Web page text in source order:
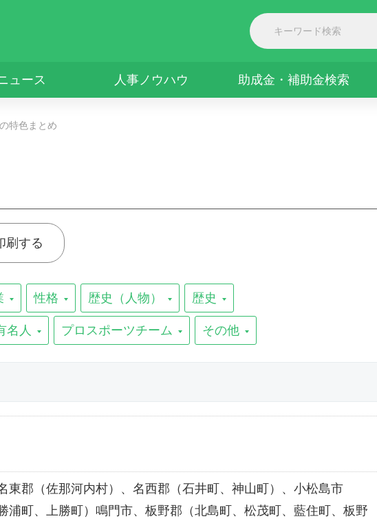
ュース 人事ノウハウ 助成金・補助金検索
特色まとめ
刷する
性格 歴史（人物） 歴史
名人 プロスポーツチーム その他
東郡（佐那河内村）、名西郡（石井町、神山町）、小松島市
浦町、上勝町）鳴門市、板野郡（北島町、松茂町、藍住町、板野